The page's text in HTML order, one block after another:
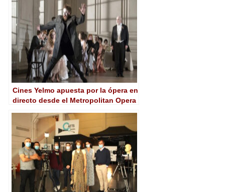
Cines Yelmo apuesta por la ópera en
directo desde el Metropolitan Opera